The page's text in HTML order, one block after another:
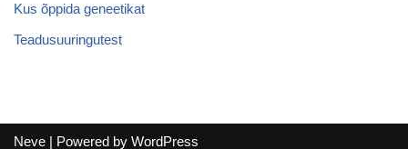
Kus õppida geneetikat
Teadusuuringutest
Neve | Powered by WordPress